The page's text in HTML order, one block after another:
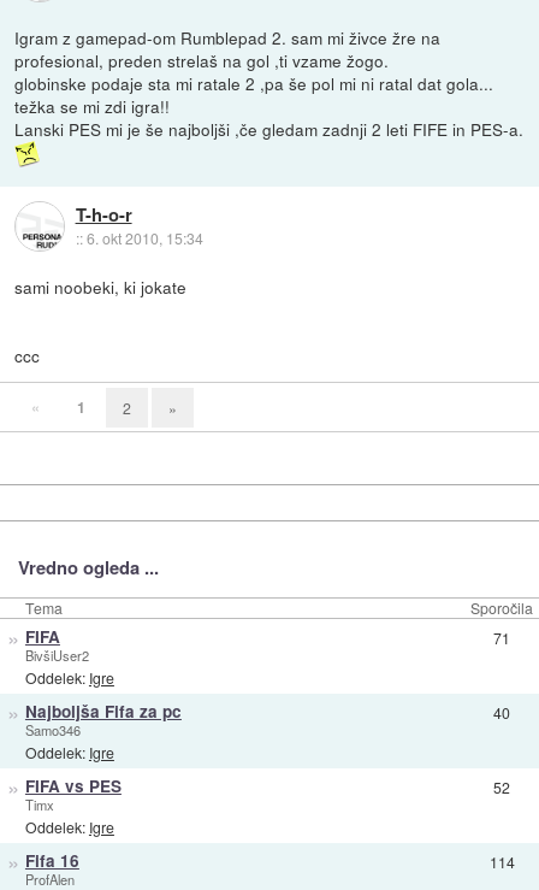
Igram z gamepad-om Rumblepad 2. sam mi živce žre na
profesional, preden strelaš na gol ,ti vzame žogo.
globinske podaje sta mi ratale 2 ,pa še pol mi ni ratal dat gola...
težka se mi zdi igra!!
Lanski PES mi je še najboljši ,če gledam zadnji 2 leti FIFE in PES-a.
T-h-o-r
::6. okt 2010, 15:34
sami noobeki, ki jokate
ccc
« 1 2 »
Vredno ogleda ...
Tema Sporočila
» FIFA
BivšiUser2
Oddelek: Igre
71
» Najboljša Fifa za pc
Samo346
Oddelek: Igre
40
» FIFA vs PES
Timx
Oddelek: Igre
52
» Fifa 16
ProfAlen
114